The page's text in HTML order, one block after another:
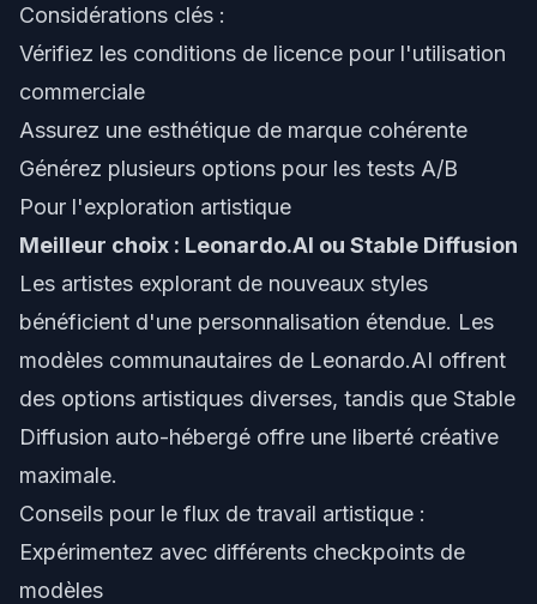
Considérations clés :
Vérifiez les conditions de licence pour l'utilisation
commerciale
Assurez une esthétique de marque cohérente
Générez plusieurs options pour les tests A/B
Pour l'exploration artistique
Meilleur choix : Leonardo.AI ou Stable Diffusion
Les artistes explorant de nouveaux styles
bénéficient d'une personnalisation étendue. Les
modèles communautaires de Leonardo.AI offrent
des options artistiques diverses, tandis que Stable
Diffusion auto-hébergé offre une liberté créative
maximale.
Conseils pour le flux de travail artistique :
Expérimentez avec différents checkpoints de
modèles